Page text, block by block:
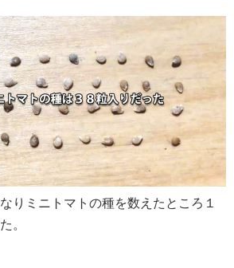
りミニトマトの種を数えたところ１
。